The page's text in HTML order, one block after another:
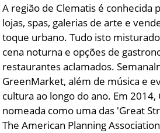
A região de Clematis é conhecida
lojas, spas, galerias de arte e
toque urbano. Tudo isto
cena noturna e opções de
restaurantes aclamados.
GreenMarket, além de música e
cultura ao longo do ano. Em
nomeada como uma das 'Great
The American Planning